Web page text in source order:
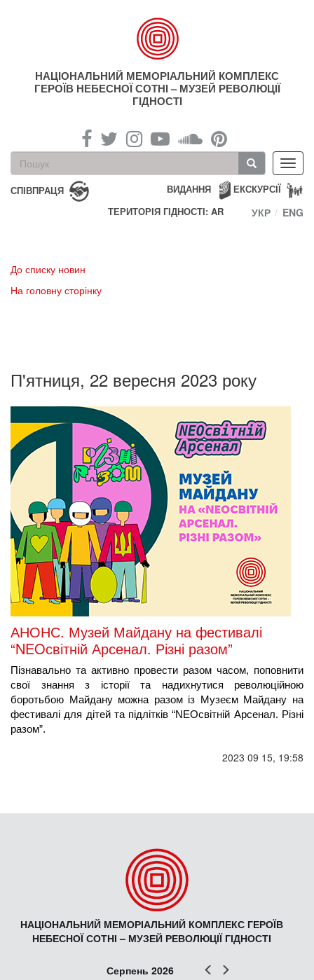
НАЦІОНАЛЬНИЙ МЕМОРІАЛЬНИЙ КОМПЛЕКС
ГЕРОЇВ НЕБЕСНОЇ СОТНІ – МУЗЕЙ РЕВОЛЮЦІЇ
ГІДНОСТІ
Пошукова
форма
Пошук
СПІВПРАЦЯ ЕКСКУРСІЇ
ВИДАННЯ
ТЕРИТОРІЯ ГІДНОСТІ: AR
УКР ENG
До списку новин
На головну сторінку
П'ятниця, 22 вересня 2023 року
АНОНС. Музей Майдану на фестивалі
“NEOсвітній Арсенал. Різні разом”
Пізнавально та активно провести разом часом, поповнити
свої знання з історії та надихнутися революційною
боротьбою Майдану можна разом із Музеєм Майдану на
фестивалі для дітей та підлітків “NEOсвітній Арсенал. Різні
разом”.
2023 09 15, 19:58
НАЦІОНАЛЬНИЙ МЕМОРІАЛЬНИЙ КОМПЛЕКС ГЕРОЇВ
НЕБЕСНОЇ СОТНІ – МУЗЕЙ РЕВОЛЮЦІЇ ГІДНОСТІ
Попер
Серпень 2026